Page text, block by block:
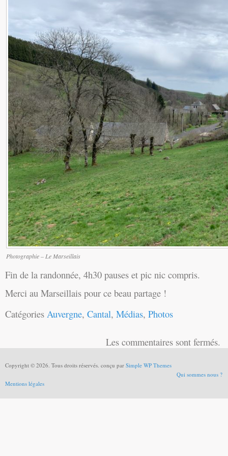
Photographie – Le Marseillais
Fin de la randonnée, 4h30 pauses et pic nic compris.
Merci au Marseillais pour ce beau partage !
Catégories Auvergne, Cantal, Médias, Photos
Les commentaires sont fermés.
Copyright © 2026. Tous droits réservés. conçu par Simple WP Themes
Qui sommes nous ?
Mentions légales